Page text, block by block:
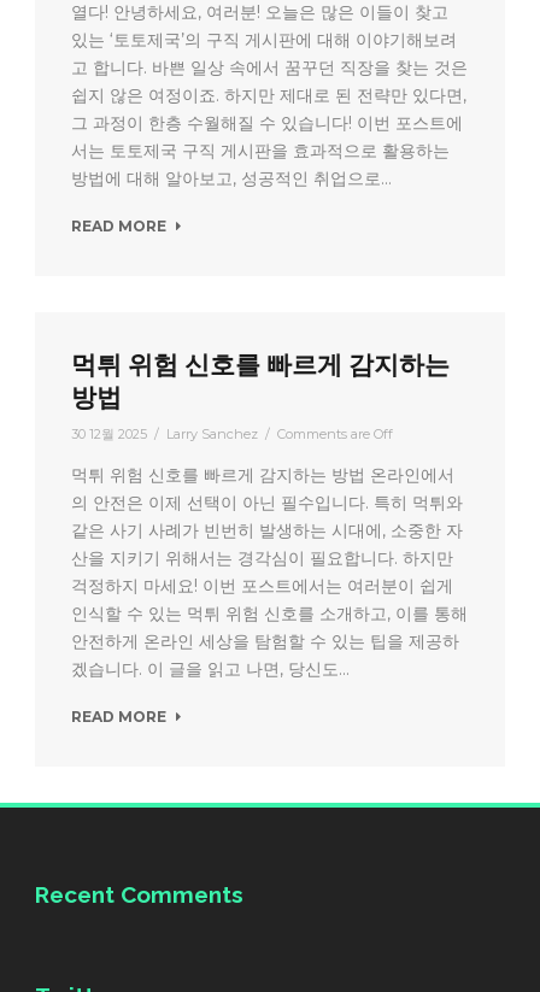
열다! 안녕하세요, 여러분! 오늘은 많은 이들이 찾고
있는 ‘토토제국’의 구직 게시판에 대해 이야기해보려
고 합니다. 바쁜 일상 속에서 꿈꾸던 직장을 찾는 것은
쉽지 않은 여정이죠. 하지만 제대로 된 전략만 있다면,
그 과정이 한층 수월해질 수 있습니다! 이번 포스트에
서는 토토제국 구직 게시판을 효과적으로 활용하는
방법에 대해 알아보고, 성공적인 취업으로...
READ MORE
먹튀 위험 신호를 빠르게 감지하는
방법
30 12월 2025 / Larry Sanchez / Comments are Off
먹튀 위험 신호를 빠르게 감지하는 방법 온라인에서
의 안전은 이제 선택이 아닌 필수입니다. 특히 먹튀와
같은 사기 사례가 빈번히 발생하는 시대에, 소중한 자
산을 지키기 위해서는 경각심이 필요합니다. 하지만
걱정하지 마세요! 이번 포스트에서는 여러분이 쉽게
인식할 수 있는 먹튀 위험 신호를 소개하고, 이를 통해
안전하게 온라인 세상을 탐험할 수 있는 팁을 제공하
겠습니다. 이 글을 읽고 나면, 당신도...
READ MORE
Recent Comments